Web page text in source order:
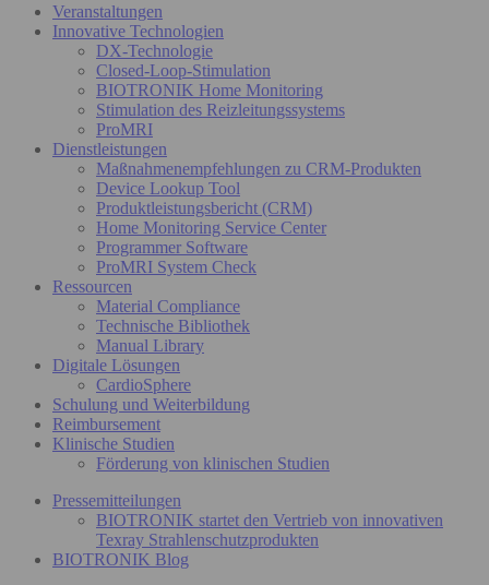
Veranstaltungen
Innovative Technologien
DX-Technologie
Closed-Loop-Stimulation
BIOTRONIK Home Monitoring
Stimulation des Reizleitungssystems
ProMRI
Dienstleistungen
Maßnahmenempfehlungen zu CRM-Produkten
Device Lookup Tool
Produktleistungsbericht (CRM)
Home Monitoring Service Center
Programmer Software
ProMRI System Check
Ressourcen
Material Compliance
Technische Bibliothek
Manual Library
Digitale Lösungen
CardioSphere
Schulung und Weiterbildung
Reimbursement
Klinische Studien
Förderung von klinischen Studien
Pressemitteilungen
BIOTRONIK startet den Vertrieb von innovativen
Texray Strahlenschutzprodukten
BIOTRONIK Blog